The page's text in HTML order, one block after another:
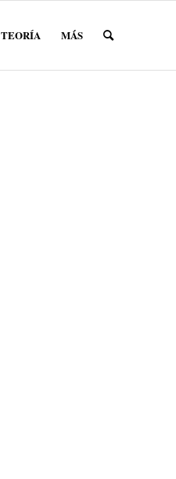
TEORÍA MÁS